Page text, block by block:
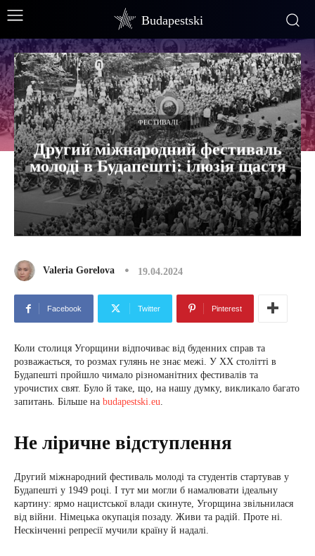
Budapestski
ФЕСТИВАЛІ
Другий міжнародний фестиваль
молоді в Будапешті: ілюзія щастя
Valeria Gorelova 19.04.2024
Facebook Twitter Pinterest
Коли столиця Угорщини відпочиває від буденних справ та
розважається, то розмах гулянь не знає межі. У XX столітті в
Будапешті пройшло чимало різноманітних фестивалів та
урочистих свят. Було й таке, що, на нашу думку, викликало багато
запитань. Більше на budapestski.eu.
Не ліричне відступлення
Другий міжнародний фестиваль молоді та студентів стартував у
Будапешті у 1949 році. І тут ми могли б намалювати ідеальну
картину: ярмо нацистської влади скинуте, Угорщина звільнилася
від війни. Німецька окупація позаду. Живи та радій. Проте ні.
Нескінченні репресії мучили країну й надалі.